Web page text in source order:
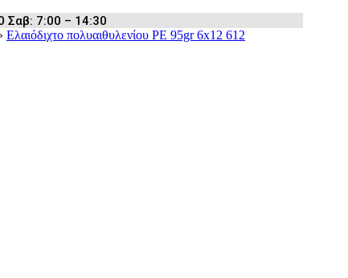
Σαβ: 7:00 – 14:30
Ελαιόδιχτο πολυαιθυλενίου PE 95gr 6x12 612